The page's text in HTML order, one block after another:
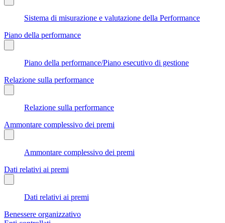
Sistema di misurazione e valutazione della Performance
Piano della performance
Piano della performance/Piano esecutivo di gestione
Relazione sulla performance
Relazione sulla performance
Ammontare complessivo dei premi
Ammontare complessivo dei premi
Dati relativi ai premi
Dati relativi ai premi
Benessere organizzativo